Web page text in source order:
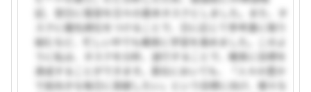
記、翌日に復習を日々の基本タスクとしました。また、タ
スクに優先順位をつけることで、日に応じて参考書に取り
組むなど、忙しい中でも確実に学習を進めました。このよ
うに私は、タスクを分析、遂行することで、確実に目標を
達成することができます。貴社においても、「人々の豊か
で前向きな毎日に貢献したい」という目標に向け、様々な